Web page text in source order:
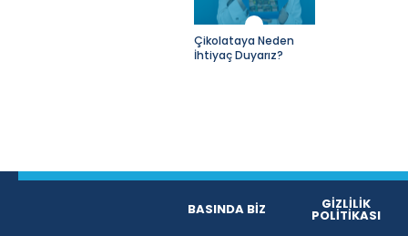
50 gr taze zencefil
200 gr iç bakla
Çikolataya Neden
İhtiyaç Duyarız?
BASINDA BİZ GİZLİLİK
POLİTİKASI